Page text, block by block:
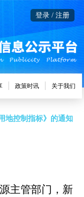
登录 / 注册
政策时讯 关于我们
地控制指标》的通知